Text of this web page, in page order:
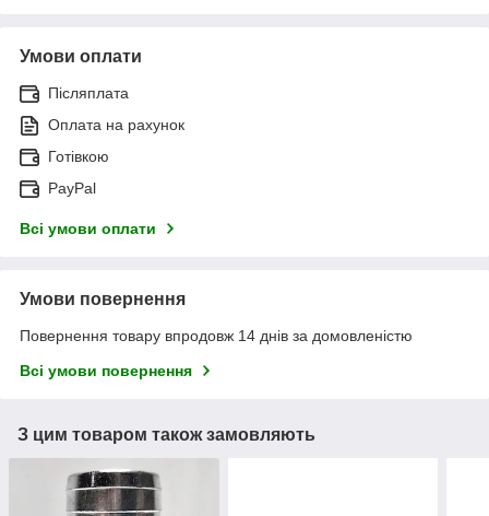
Умови оплати
Післяплата
Оплата на рахунок
Готівкою
PayPal
Всі умови оплати
Умови повернення
Повернення товару впродовж 14 днів за домовленістю
Всі умови повернення
З цим товаром також замовляють